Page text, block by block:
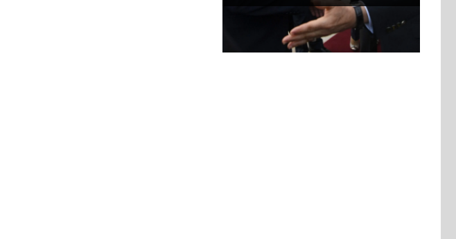
ROSE VALLAND, HEROÏNE DE LA
RESISTANCE FRANÇAISE